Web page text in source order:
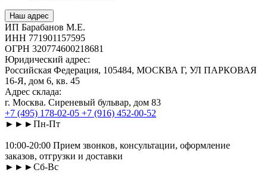
Наш адрес
ИП Барабанов М.Е.
ИНН 771901157595
ОГРН 320774600218681
Юридический адрес:
Российская Федерация, 105484, МОСКВА Г, УЛ ПАРКОВАЯ
16-Я, дом 6, кв. 45
Адрес склада:
г. Москва. Сиреневый бульвар, дом 83
+7 (495) 178-02-05 +7 (916) 452-00-52
►►►Пн-Пт
10:00-20:00 Прием звонков, консультации, оформление
заказов, отгрузки и доставки
►►►Сб-Вс